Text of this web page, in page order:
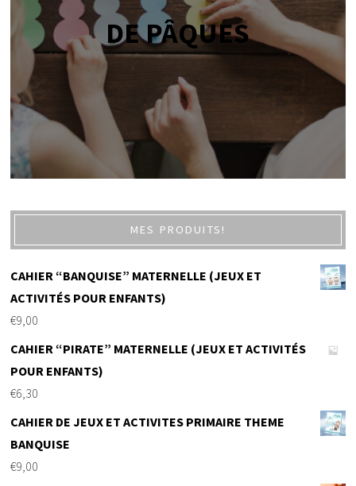
DE PÂQUES
MES PRODUITS!
CAHIER “BANQUISE” MATERNELLE (JEUX ET
ACTIVITÉS POUR ENFANTS)
€9,00
CAHIER “PIRATE” MATERNELLE (JEUX ET ACTIVITÉS
POUR ENFANTS)
€6,30
CAHIER DE JEUX ET ACTIVITES PRIMAIRE THEME
BANQUISE
€9,00